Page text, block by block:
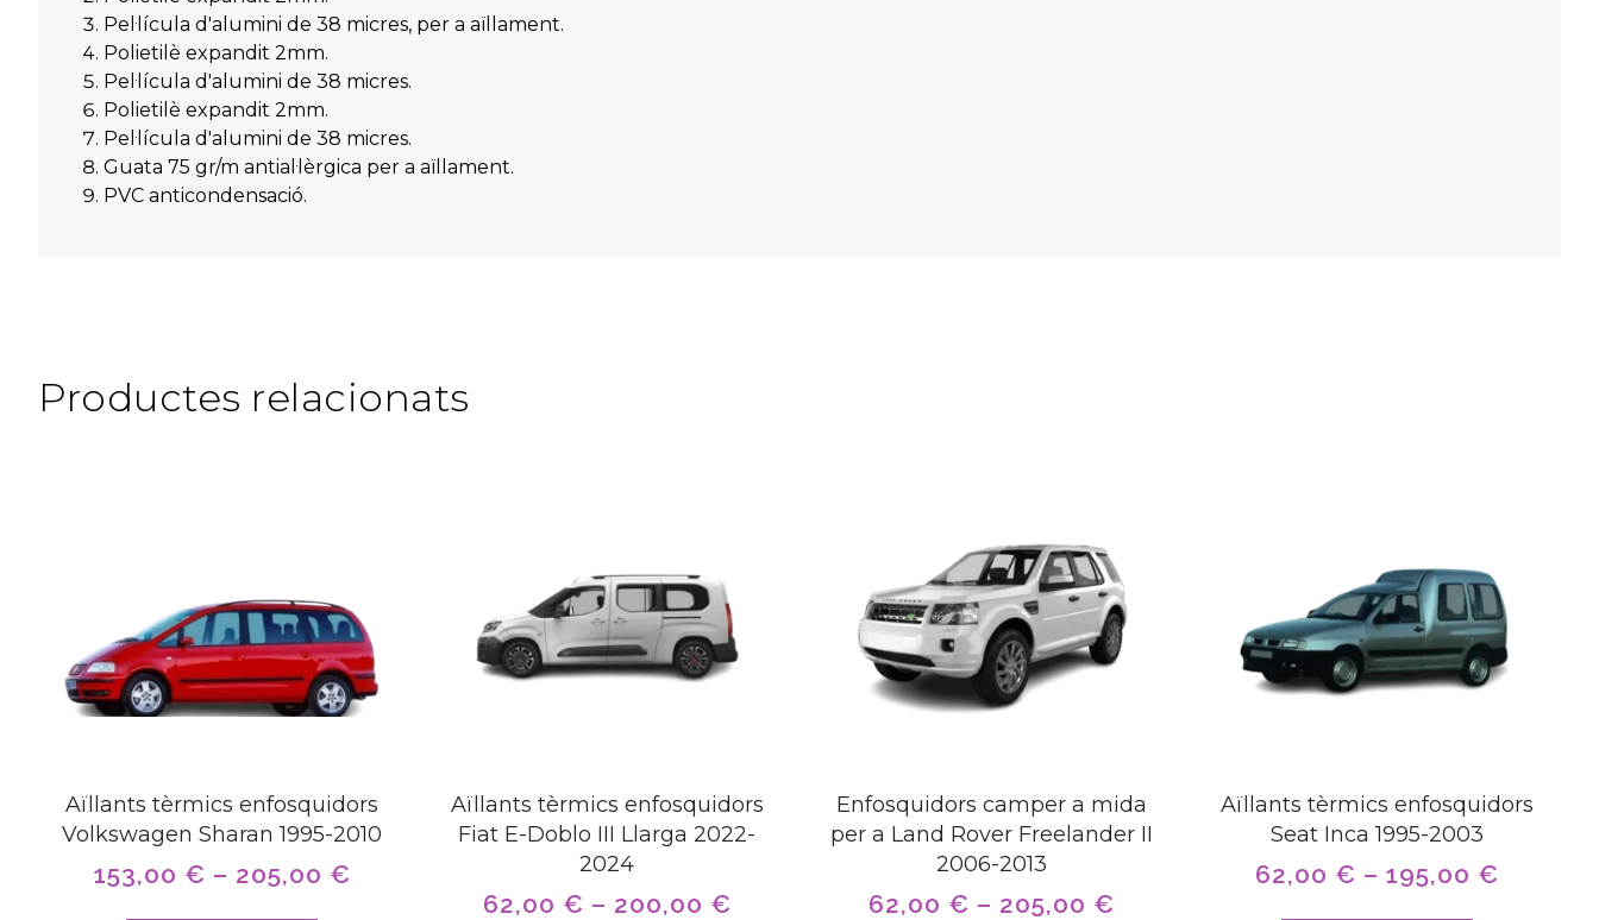
Pel·lícula d'alumini de 38 micres, per a aïllament.
Polietilè expandit 2mm.
Pel·lícula d'alumini de 38 micres.
Polietilè expandit 2mm.
Pel·lícula d'alumini de 38 micres.
Guata 75 gr/m antial·lèrgica per a aïllament.
PVC anticondensació.
Productes relacionats
Aïllants tèrmics enfosquidors
Volkswagen Sharan 1995-2010
153,00 € – 205,00 €
Aïllants tèrmics enfosquidors
Fiat E-Doblo III Llarga 2022-
2024
62,00 € – 200,00 €
Enfosquidors camper a mida
per a Land Rover Freelander II
2006-2013
62,00 € – 205,00 €
Aïllants tèrmics enfosquidors
Seat Inca 1995-2003
62,00 € – 195,00 €